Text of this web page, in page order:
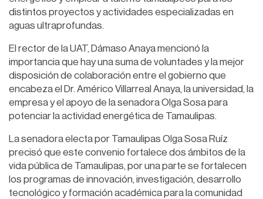
distintos proyectos y actividades especializadas en
aguas ultraprofundas.
El rector de la UAT, Dámaso Anaya mencionó la
importancia que hay una suma de voluntades y la mejor
disposición de colaboración entre el gobierno que
encabeza el Dr. Américo Villarreal Anaya, la universidad, la
empresa y el apoyo de la senadora Olga Sosa para
potenciar la actividad energética de Tamaulipas.
La senadora electa por Tamaulipas Olga Sosa Ruíz
precisó que este convenio fortalece dos ámbitos de la
vida pública de Tamaulipas, por una parte se fortalecen
los programas de innovación, investigación, desarrollo
tecnológico y formación académica para la comunidad